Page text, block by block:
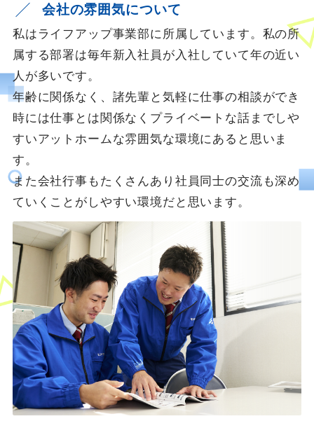
会社の雰囲気について
私はライフアップ事業部に所属しています。私の所
属する部署は毎年新入社員が入社していて年の近い
人が多いです。
年齢に関係なく、諸先輩と気軽に仕事の相談ができ
時には仕事とは関係なくプライベートな話までしや
すいアットホームな雰囲気な環境にあると思いま
す。
また会社行事もたくさんあり社員同士の交流も深め
ていくことがしやすい環境だと思います。